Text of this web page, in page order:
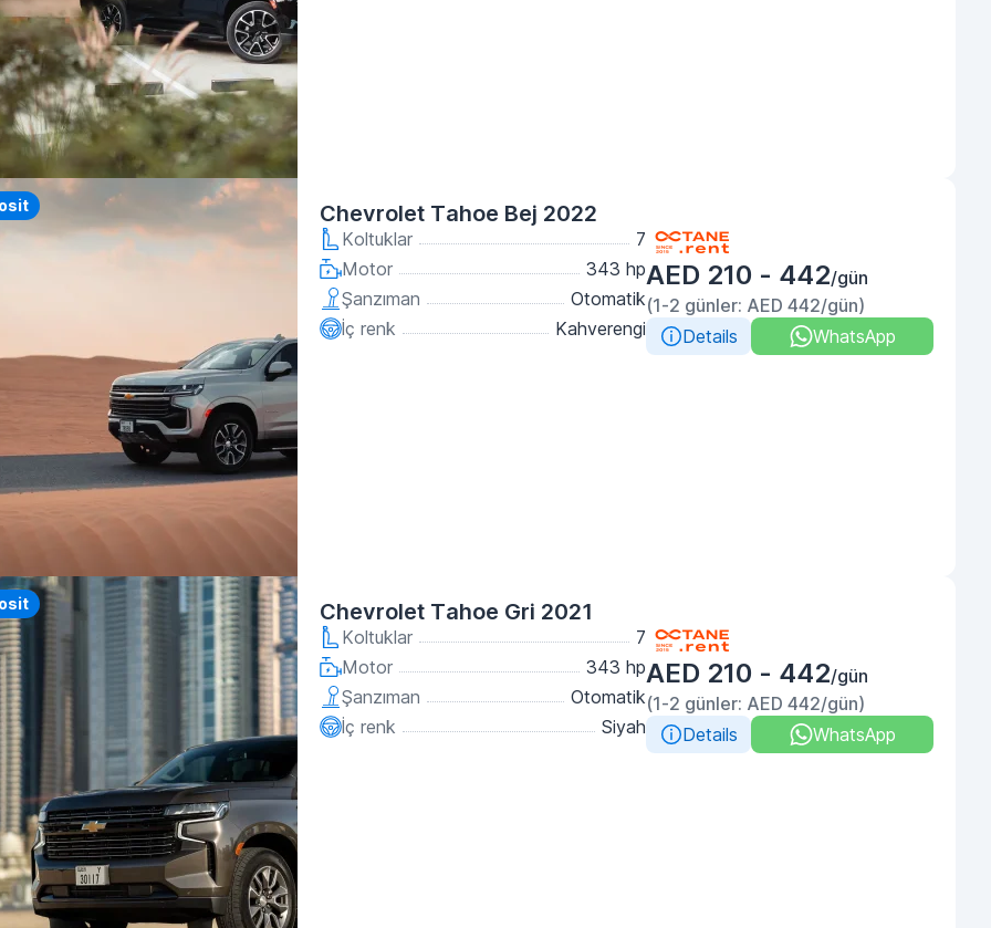
Chevrolet Tahoe Bej 2022
Koltuklar
7
Motor
343 hp
Şanzıman
Otomatik
İç renk
Kahverengi
AED 210 - 442/gün
(1-2 günler: AED 442/gün)
Details
WhatsApp
Chevrolet Tahoe Gri 2021
Koltuklar
7
Motor
343 hp
Şanzıman
Otomatik
İç renk
Siyah
AED 210 - 442/gün
(1-2 günler: AED 442/gün)
Details
WhatsApp